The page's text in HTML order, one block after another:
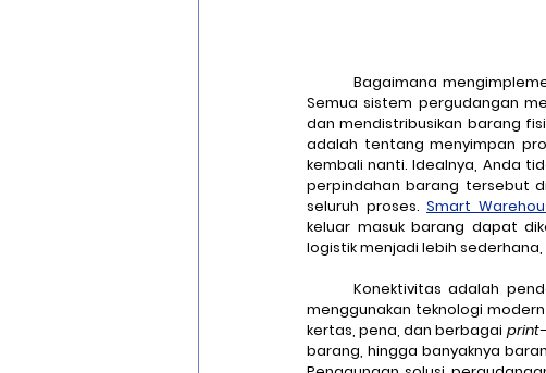
Bagaimana
Semua sistem pergudangan
dan mendistribusikan barang
adalah tentang menyimpan
kembali nanti. Idealnya, Anda
perpindahan barang tersebut
seluruh proses. Smart
keluar masuk barang dapat
logistik menjadi lebih
	Konektivitas adalah pendekatan yang tidak dapat dihindari dalam pergudangan karena konektivitas
menggunakan teknologi
kertas, pena, dan berbagai
barang, hingga banyaknya